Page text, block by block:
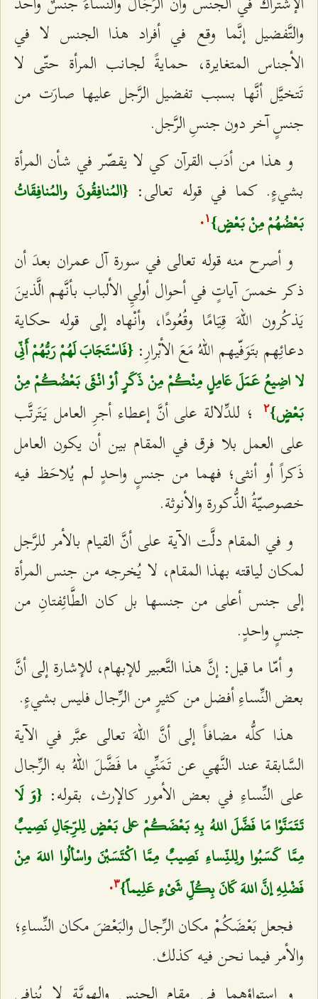
والتَّفضيل إنَّما وقع في أفراد هذا الجنس لا في
الأجناس المتغايرة، حمايةً لجانب المرأة حتّى لا
تَتخيَّل أنَّها بسبب تفضيل الرَّجل عليها صارَت من
جنسٍ آخر دون جنسِ الرَّجل.
و هذا من أدَب القرآن كي لا يقصّر في شأن المرأة
بشي‌ءٍ. كما في قوله تعالى:{المُنافِقُونَ والمُنافِقَاتُ
بَعْضُهُمْ مِنْ بَعْضٍ}۱
و أصرح منه قوله تعالى في سورة آل عمران بعدَ أن
ذكر خمسَ آياتٍ في أحوال أوليِ الألباب بأنَّهم الَّذينَ
يَذكُرون اللهَ قِيَامًا وقُعُودًا، وأنْهاه إلى قوله حكاية
دعائِهم بتَوَفّيهم اللهُ مَعَ الأبْرارِ: {فَاسْتَجَابَ لَهُمْ رَبُّهُمْ أَنِّي
لا اضِيعُ عَمَلَ عَامِلٍ مِنْكُمْ مِنْ ذَكَرٍ أوْ انْثَى بَعْضُكُمْ مِنْ
بَعْضٍ}٢
؛ للدِّلالة على أنَّ إعطاء أجرِ العامل يَتَرتَّب
على العمل بلا فرق في المقام بين أن يكون العامل
ذَكراً أو أنثى؛ فهما من جنسٍ واحدٍ لم يُلاحَظ فيه
خصوصيّةُ الذُّكورة والأنوثة.
و في المقام دلَّت الآية على أنَّ القيام بالأمر للرَّجل
لمكان لياقته بهذا المقام، لا يُخرجه من جنس المرأة
إلى جنس أعلى من جنسها بل كان الطَّائِفتانِ من
جنسٍ واحدٍ.
و أمّا ما قيل: إنَّ هذا التَّعبير للإبهام، للإشارة إلى أنَّ
بعض النِّساءِ أفضل من كثيرٍ من الرِّجال فليس بشي‌ءٍ.
هذا كلُّه مضافاً إلى أنَّ اللهَ تعالى عبَّر في الآية
السَّابقة عند النَّهي عن تَمَنِّي ما فَضَّلَ اللهُ به الرِّجال
على النِّساءِ في بعض الأمور كالإرث، بقوله: {وَ لَا
تَتَمَنَّوْا مَا فَضَّلَ اللهُ بِهِ بَعْضَكُمْ على بَعْضٍ لِلرِّجَالِ نَصِيبٌ
مِمَّا كَسَبُوا ولِلنِّساءِ نَصِيبٌ مِمَّا اكْتَسَبْنَ واسْألُوا اللهَ مِنْ
فَضْلِهِ إنَّ اللهَ كَانَ بِكُلِّ شَيْ‌ءٍ عَلِيماً}٣
فجعل بَعْضَكُمْ مكان الرِّجال والبَعْضَ مكان النِّساءِ؛
والأمر فيما نحن فيه كذلك.